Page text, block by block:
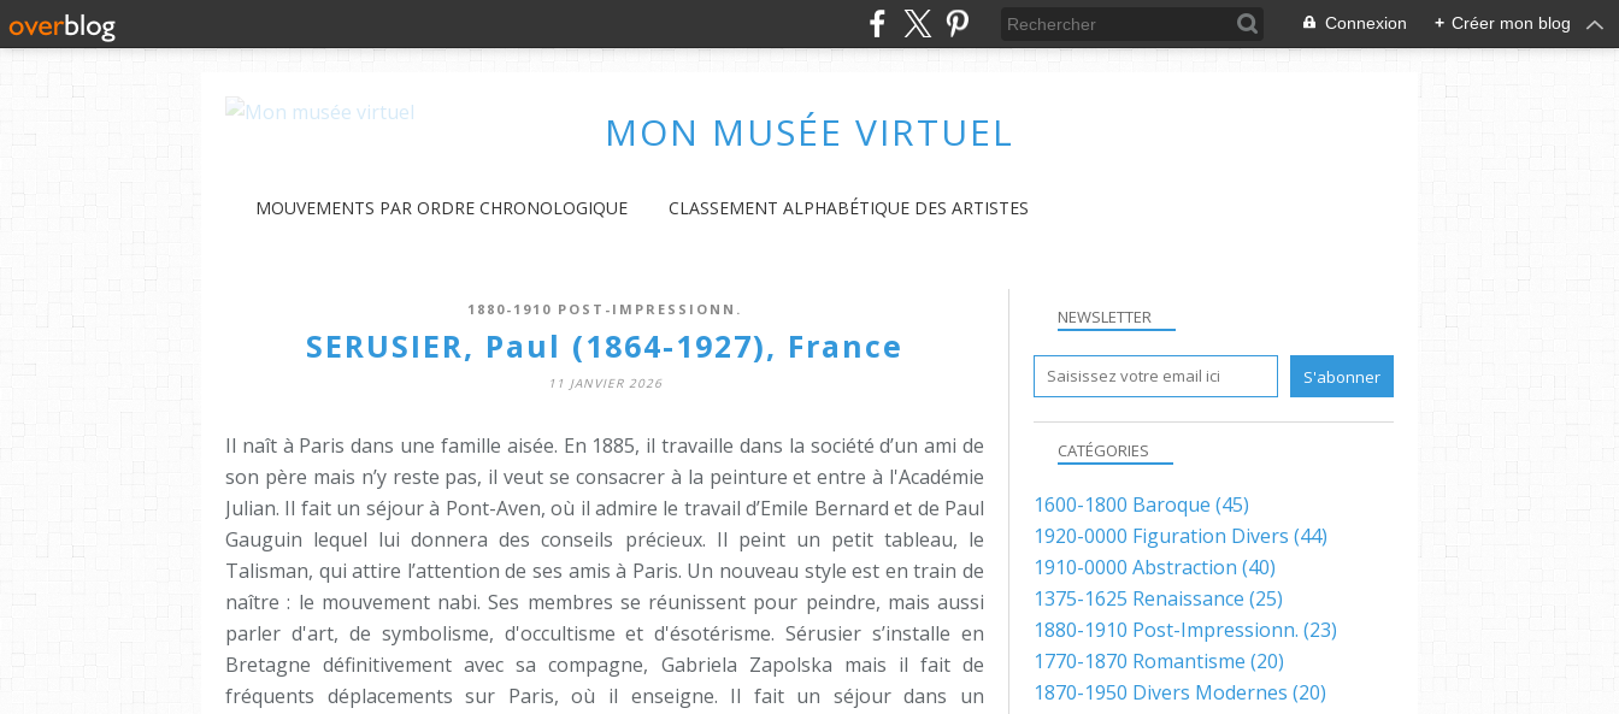
Connexion + Créer mon blog
MON MUSÉE VIRTUEL
MOUVEMENTS PAR ORDRE CHRONOLOGIQUE CLASSEMENT ALPHABÉTIQUE DES ARTISTES
1880-1910 POST-IMPRESSIONN.
SERUSIER, Paul (1864-1927), France
11 JANVIER 2026
Il naît à Paris dans une famille aisée. En 1885, il travaille dans la société d’un ami de
son père mais n’y reste pas, il veut se consacrer à la peinture et entre à l'Académie
Julian. Il fait un séjour à Pont-Aven, où il admire le travail d’Emile Bernard et de Paul
Gauguin lequel lui donnera des conseils précieux. Il peint un petit tableau, le
Talisman, qui attire l’attention de ses amis à Paris. Un nouveau style est en train de
naître : le mouvement nabi. Ses membres se réunissent pour peindre, mais aussi
parler d'art, de symbolisme, d'occultisme et d'ésotérisme. Sérusier s’installe en
Bretagne définitivement avec sa compagne, Gabriela Zapolska mais il fait de
fréquents déplacements sur Paris, où il enseigne. Il fait un séjour dans un
NEWSLETTER
CATÉGORIES
1600-1800 Baroque (45)
1920-0000 Figuration Divers (44)
1910-0000 Abstraction (40)
1375-1625 Renaissance (25)
1880-1910 Post-Impressionn. (23)
1770-1870 Romantisme (20)
1870-1950 Divers Modernes (20)